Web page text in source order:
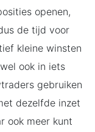
openen,
de tijd voor
kleine winsten
ook in iets
gebruiken
dezelfde inzet
ook meer kunt